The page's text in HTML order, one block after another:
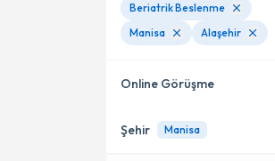
Beriatrik Beslenme
Manisa
Alaşehir
Online Görüşme
Online danışmanlık sunan
Şehir Manisa